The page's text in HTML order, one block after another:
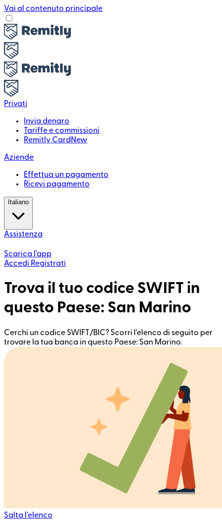
Vai al contenuto principale
Privati
Invia denaro
Tariffe e commissioni
Remitly Card New
Aziende
Effettua un pagamento
Ricevi pagamento
Italiano
Assistenza
Scarica l'app
Accedi Registrati
Trova il tuo codice SWIFT in
questo Paese: San Marino
Cerchi un codice SWIFT/BIC? Scorri l'elenco di seguito per
trovare la tua banca in questo Paese: San Marino.
Salta l'elenco